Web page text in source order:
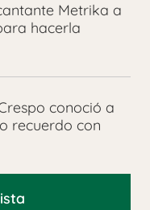
Metrika a
hacerla
conoció a
recuerdo con